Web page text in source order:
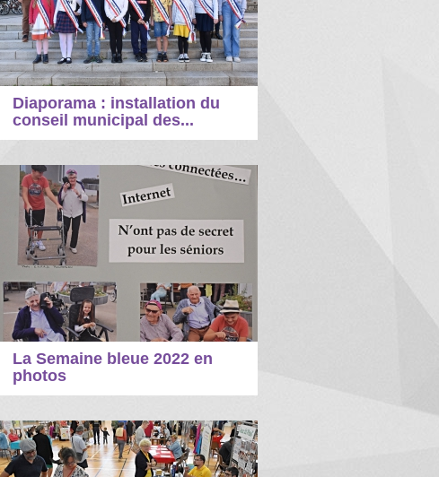
Diaporama : installation du
conseil municipal des...
La Semaine bleue 2022 en
photos